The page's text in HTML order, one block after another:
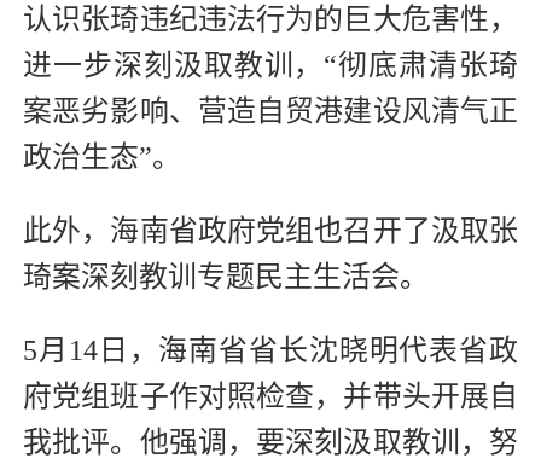
认识张琦违纪违法行为的巨大危害性，
进一步深刻汲取教训，“彻底肃清张琦
案恶劣影响、营造自贸港建设风清气正
政治生态”。
此外，海南省政府党组也召开了汲取张
琦案深刻教训专题民主生活会。
5月14日，海南省省长沈晓明代表省政
府党组班子作对照检查，并带头开展自
我批评。他强调，要深刻汲取教训，努